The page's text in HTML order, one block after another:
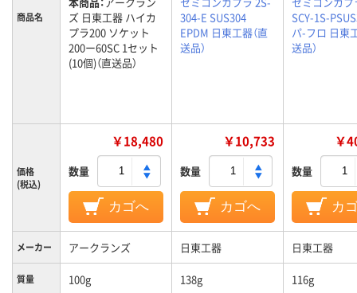
商品名
ズ 日東工器 ハイカ
プラ200 ソケット
200ー60SC 1セット
(10個)（直送品）
304-E SUS304
EPDM 日東工器（直
送品）
SCY-1S-
パ-フロ 日東
送品）
価格
(税込)
￥18,480
数量
カゴへ
￥10,733
数量
カゴへ
￥
数量
カ
メーカー アークランズ 日東工器 日東工器
質量 100g 138g 116g